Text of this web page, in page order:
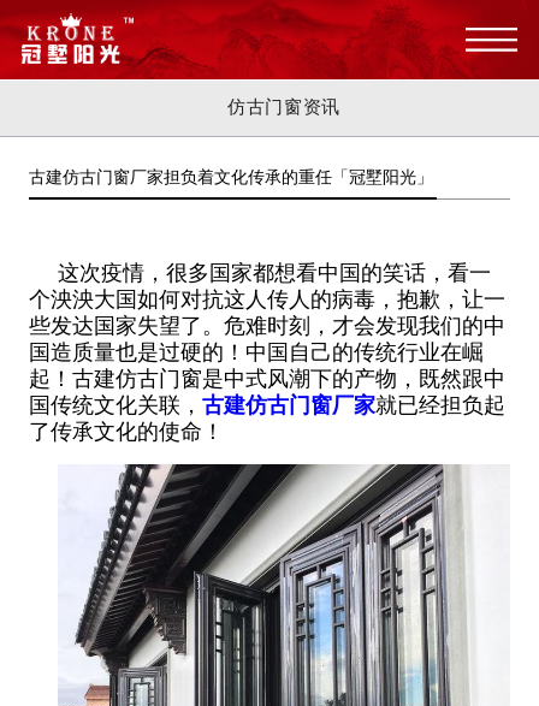
仿古门窗资讯
古建仿古门窗厂家担负着文化传承的重任「冠墅阳光」
这次疫情，很多国家都想看中国的笑话，看一
个泱泱大国如何对抗这人传人的病毒，抱歉，让一
些发达国家失望了。危难时刻，才会发现我们的中
国造质量也是过硬的！中国自己的传统行业在崛
起！古建仿古门窗是中式风潮下的产物，既然跟中
国传统文化关联， 古建仿古门窗厂家就已经担负起
了传承文化的使命！